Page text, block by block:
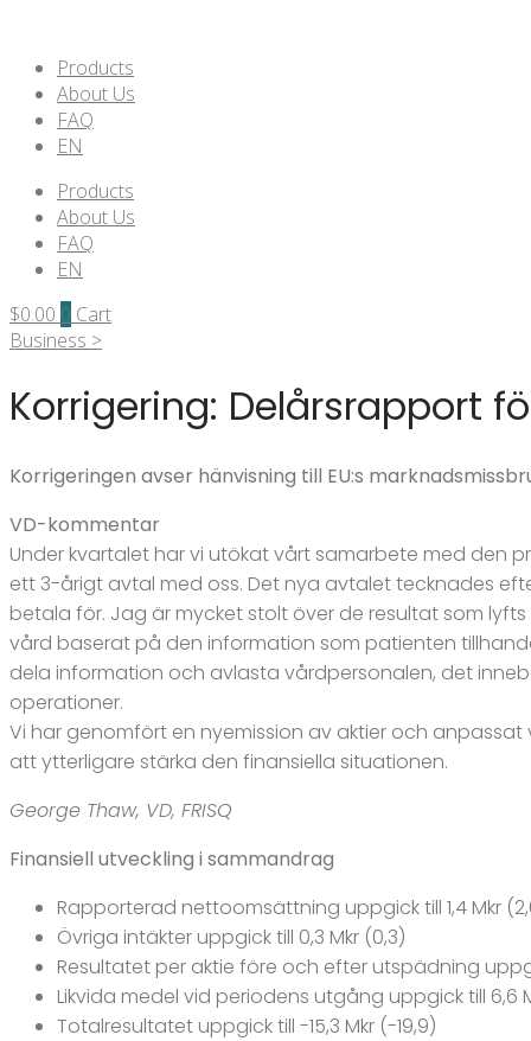
Products
About Us
FAQ
EN
Products
About Us
FAQ
EN
$0.00 0 Cart
Business >
Korrigering: Delårsrapport
Korrigeringen avser hänvisning till EU:s
VD-kommentar
Under kvartalet har vi utökat vårt samarbete med den
ett 3-årigt avtal med oss. Det nya avtalet tecknades
betala för. Jag är mycket stolt över de resultat som
vård baserat på den information som patienten
dela information och avlasta vårdpersonalen, det
operationer.
Vi har genomfört en nyemission av aktier och
att ytterligare stärka den finansiella situationen.
George Thaw, VD, FRISQ
Finansiell utveckling i sammandrag
Rapporterad nettoomsättning uppgick till 1,4 Mkr
Övriga intäkter uppgick till 0,3 Mkr (0,3)
Resultatet per aktie före och efter utspädning
Likvida medel vid periodens utgång uppgick till 6,6
Totalresultatet uppgick till -15,3 Mkr (-19,9)